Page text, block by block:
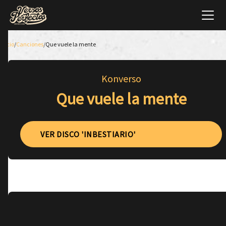
Inicio/Canciones/Que vuele la mente
Konverso
Que vuele la mente
VER DISCO 'INBESTIARIO'